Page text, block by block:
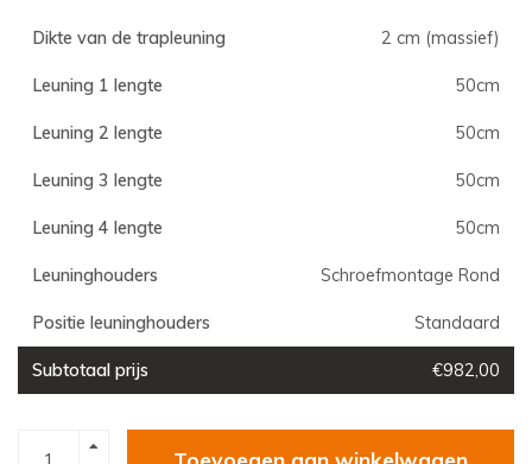
Dikte van de trapleuning 2 cm (massief)
Leuning 1 lengte 50cm
Leuning 2 lengte 50cm
Leuning 3 lengte 50cm
Leuning 4 lengte 50cm
Leuninghouders Schroefmontage Rond
Positie leuninghouders Standaard
Subtotaal prijs €982,00